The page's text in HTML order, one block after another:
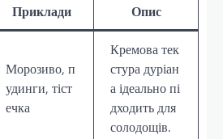
Приклади Опис
Морозиво, п
удинги, тіст
ечка
Кремова тек
стура дуріан
а ідеально пі
дходить для
солодощів.